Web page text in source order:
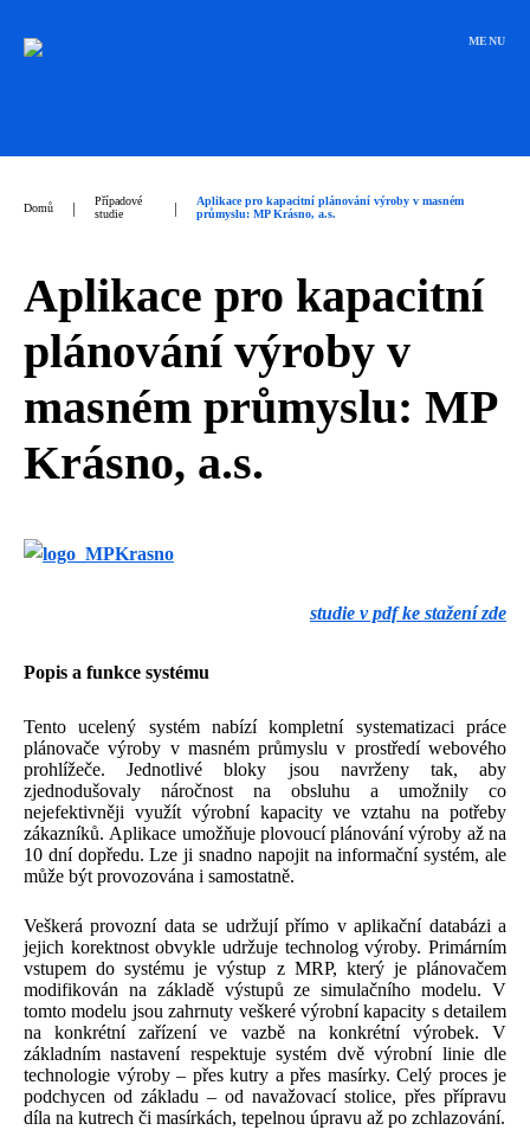
MENU
Domů |
Případové
studie
|
Aplikace pro kapacitní plánování výroby v masném
průmyslu: MP Krásno, a.s.
Aplikace pro kapacitní
plánování výroby v
masném průmyslu: MP
Krásno, a.s.
studie v pdf ke stažení zde
Popis a funkce systému
Tento ucelený systém nabízí kompletní systematizaci práce
plánovače výroby v masném průmyslu v prostředí webového
prohlížeče. Jednotlivé bloky jsou navrženy tak, aby
zjednodušovaly náročnost na obsluhu a umožnily co
nejefektivněji využít výrobní kapacity ve vztahu na potřeby
zákazníků. Aplikace umožňuje plovoucí plánování výroby až na
10 dní dopředu. Lze ji snadno napojit na informační systém, ale
může být provozována i samostatně.
Veškerá provozní data se udržují přímo v aplikační databázi a
jejich korektnost obvykle udržuje technolog výroby. Primárním
vstupem do systému je výstup z MRP, který je plánovačem
modifikován na základě výstupů ze simulačního modelu. V
tomto modelu jsou zahrnuty veškeré výrobní kapacity s detailem
na konkrétní zařízení ve vazbě na konkrétní výrobek. V
základním nastavení respektuje systém dvě výrobní linie dle
technologie výroby – přes kutry a přes masírky. Celý proces je
podchycen od základu – od navažovací stolice, přes přípravu
díla na kutrech či masírkách, tepelnou úpravu až po zchlazování.